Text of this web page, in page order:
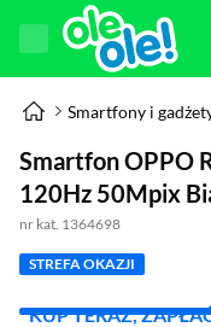
Smartfony i
Smartfon OPPO
120Hz 50Mpix
nr kat. 1364698
STREFA OKAZJI
KUP TERAZ,